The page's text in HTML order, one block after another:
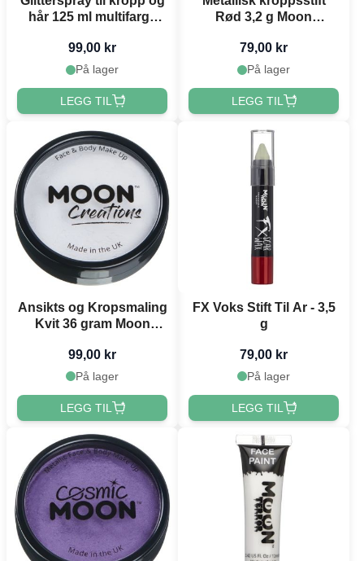
hår 125 ml multifarge
99,00 kr
På lager
LEGG TIL
Rød 3,2 g Moon
79,00 kr
På lager
LEGG TIL
Ansikts og Kropsmaling
Kvit 36 gram Moon
99,00 kr
På lager
LEGG TIL
FX Voks Stift Til Ar - 3,5
g
79,00 kr
På lager
LEGG TIL